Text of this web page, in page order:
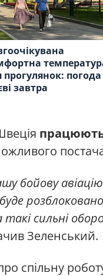
прогулянок: погода
завтра
бойову
сильні
Зеленський.
спільну